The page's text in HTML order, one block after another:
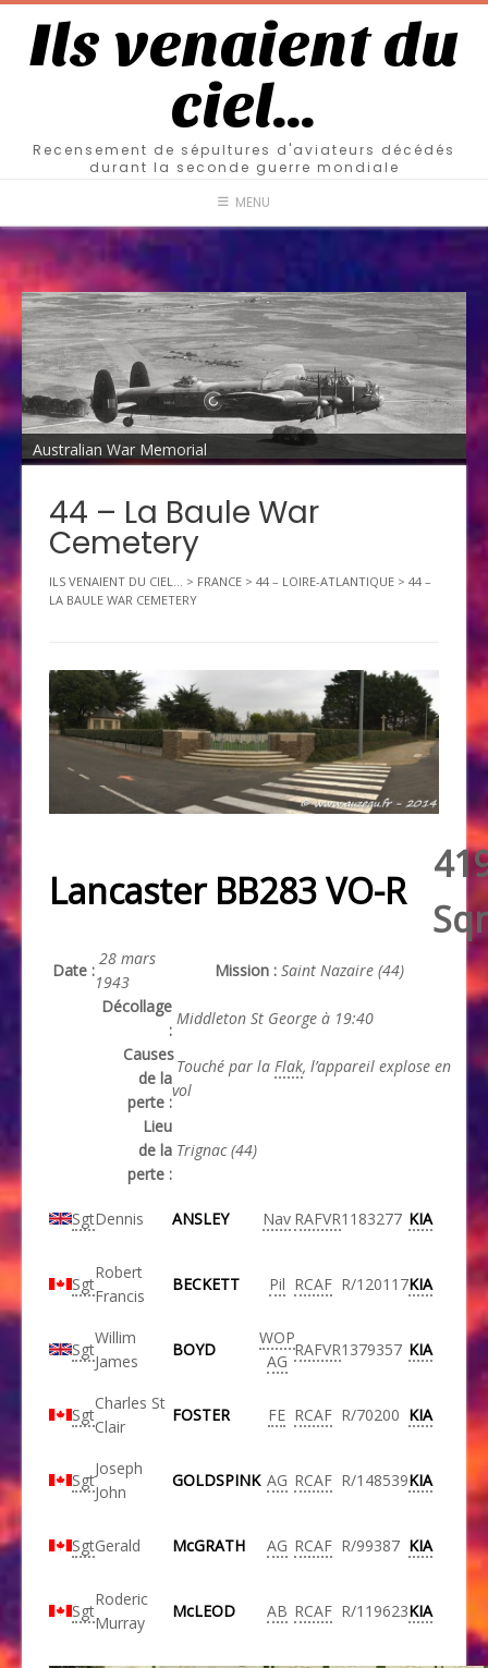
Ils venaient du
ciel…
Recensement de sépultures d'aviateurs décédés
durant la seconde guerre mondiale
MENU
Australian War Memorial
44 – La Baule War
Cemetery
ILS VENAIENT DU CIEL... > FRANCE > 44 – LOIRE-ATLANTIQUE > 44 –
LA BAULE WAR CEMETERY
Lancaster BB283 VO-R
Date :
28 mars
1943
Mission : Saint Nazaire (44)
Décollage
:
Middleton St George à 19:40
Causes
de la
perte :
Touché par la Flak, l’appareil explose en
vol
Lieu
de la
perte :
Trignac (44)
SgtDennis ANSLEY Nav RAFVR1183277 KIA
Sgt
Robert
Francis
BECKETT Pil RCAF R/120117KIA
Sgt
Willim
James
BOYD
WOP
AG
RAFVR1379357 KIA
Sgt
Charles St
Clair
FOSTER FE RCAF R/70200 KIA
Sgt
Joseph
John
GOLDSPINK AG RCAF R/148539KIA
SgtGerald McGRATH AG RCAF R/99387 KIA
Sgt
Roderic
Murray
McLEOD AB RCAF R/119623KIA